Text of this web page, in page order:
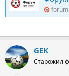
GEK
Старожил